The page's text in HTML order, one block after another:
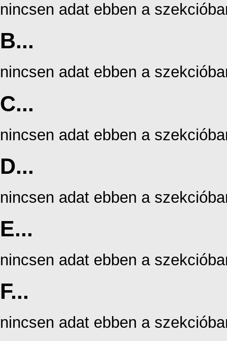
nincsen adat ebben a
B...
nincsen adat ebben a
C...
nincsen adat ebben a
D...
nincsen adat ebben a
E...
nincsen adat ebben a
F...
nincsen adat ebben a